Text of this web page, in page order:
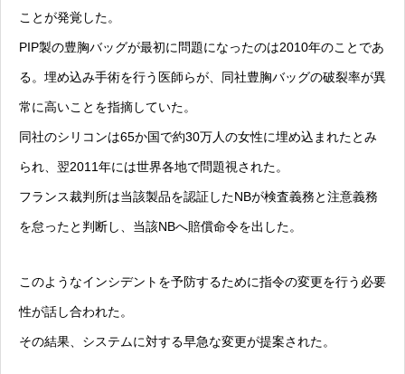
ことが発覚した。
PIP製の豊胸バッグが最初に問題になったのは2010年のことであ
る。埋め込み手術を行う医師らが、同社豊胸バッグの破裂率が異
常に高いことを指摘していた。
同社のシリコンは65か国で約30万人の女性に埋め込まれたとみ
られ、翌2011年には世界各地で問題視された。
フランス裁判所は当該製品を認証したNBが検査義務と注意義務
を怠ったと判断し、当該NBへ賠償命令を出した。
このようなインシデントを予防するために指令の変更を行う必要
性が話し合われた。
その結果、システムに対する早急な変更が提案された。